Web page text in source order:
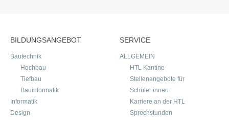
BILDUNGSANGEBOT
Bautechnik
Hochbau
Tiefbau
Bauinformatik
Informatik
Design
SERVICE
ALLGEMEIN
HTL Kantine
Stellenangebote für
Schüler:innen
Karriere an der HTL
Sprechstunden